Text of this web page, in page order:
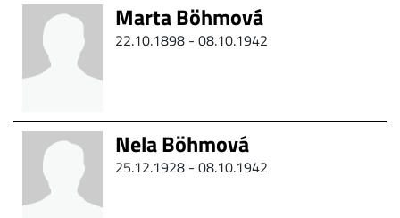
Marta Böhmová
22.10.1898 - 08.10.1942
Nela Böhmová
25.12.1928 - 08.10.1942